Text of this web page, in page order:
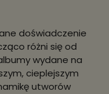
doświadczenie
różni się od
wydane na
cieplejszym
utworów